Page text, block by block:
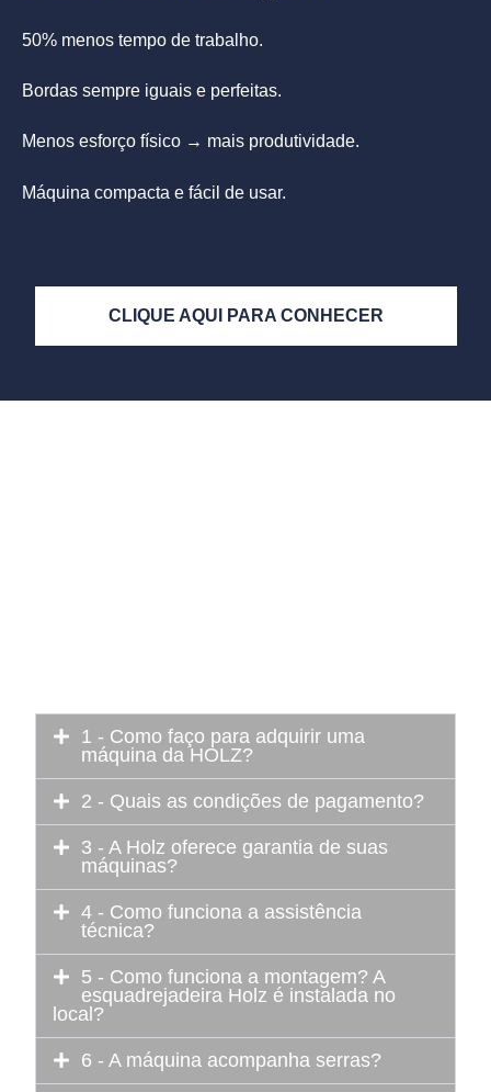
50% menos tempo de trabalho.
Bordas sempre iguais e perfeitas.
Menos esforço físico → mais produtividade.
Máquina compacta e fácil de usar.
CLIQUE AQUI PARA CONHECER
1 - Como faço para adquirir uma
máquina da HOLZ?
2 - Quais as condições de pagamento?
3 - A Holz oferece garantia de suas
máquinas?
4 - Como funciona a assistência
técnica?
5 - Como funciona a montagem? A
esquadrejadeira Holz é instalada no
local?
6 - A máquina acompanha serras?